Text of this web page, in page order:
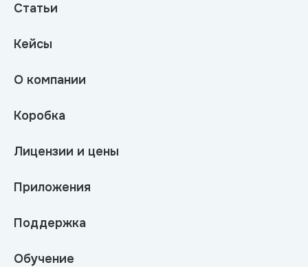
Статьи
Кейсы
О компании
Коробка
Лицензии и цены
Приложения
Поддержка
Обучение